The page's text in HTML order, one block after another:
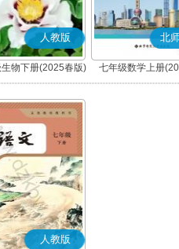
人教版
物下册(2025春版)
北
七年级数学上册
人教版